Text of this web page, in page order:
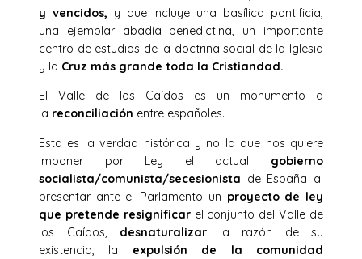
y vencidos, y que incluye una basílica pontificia,
una ejemplar abadía benedictina, un importante
centro de estudios de la doctrina social de la Iglesia
y la Cruz más grande toda la Cristiandad.
El Valle de los Caídos es un monumento a
la reconciliación entre españoles.
Esta es la verdad histórica y no la que nos quiere
imponer por Ley el actual gobierno
socialista/comunista/secesionista de España al
presentar ante el Parlamento un proyecto de ley
que pretende resignificar el conjunto del Valle de
los Caídos, desnaturalizar la razón de su
existencia, la expulsión de la comunidad